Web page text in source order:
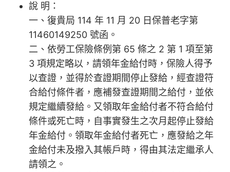
說 明：
一、復貴局 114 年 11 月 20 日保普老字第
11460149250 號函。
二、依勞工保險條例第 65 條之 2 第 1 項至第
3 項規定略以，請領年金給付時，保險人得予
以查證，並得於查證期間停止發給，經查證符
合給付條件者，應補發查證期間之給付，並依
規定繼續發給。又領取年金給付者不符合給付
條件或死亡時，自事實發生之次月起停止發給
年金給付。領取年金給付者死亡，應發給之年
金給付未及撥入其帳戶時，得由其法定繼承人
請領之。